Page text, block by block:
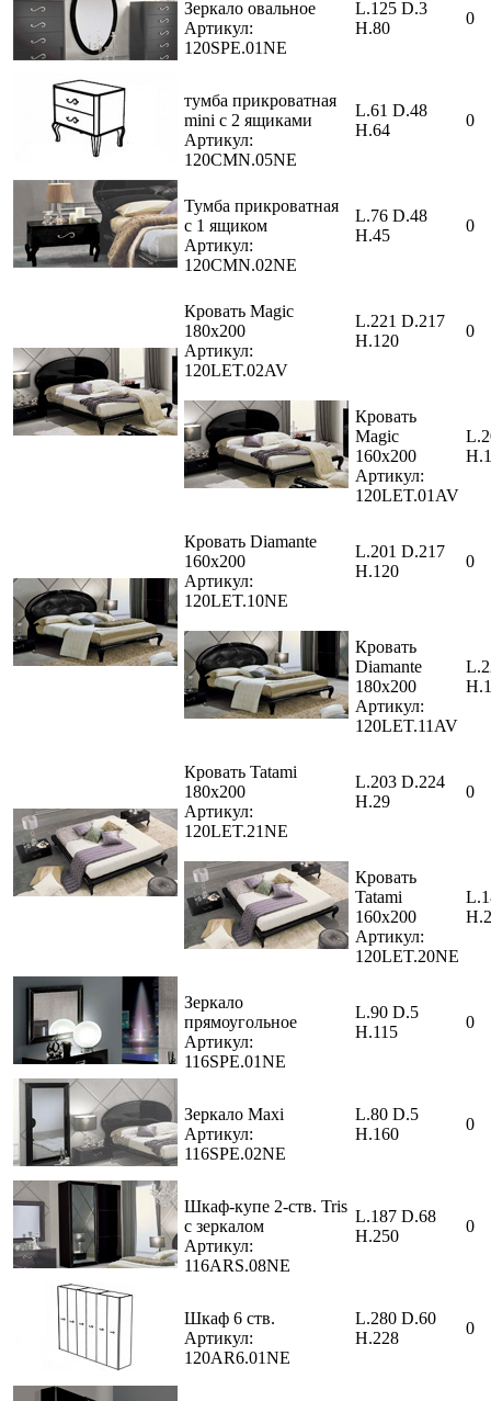
Зеркало овальное
Артикул:
120SPE.01NE
L.125 D.3
H.80
0
тумба прикроватная
mini с 2 ящиками
Артикул:
120CMN.05NE
L.61 D.48
H.64
0
Тумба прикроватная
с 1 ящиком
Артикул:
120CMN.02NE
L.76 D.48
H.45
0
Кровать Magic
180х200
Артикул:
120LET.02AV
L.221 D.217
H.120
0
Кровать
Magic
160х200
Артикул:
120LET.01AV
Кровать Diamante
160x200
Артикул:
120LET.10NE
L.201 D.217
H.120
0
Кровать
Diamante
180x200
Артикул:
120LET.11AV
Кровать Tatami
180x200
Артикул:
120LET.21NE
L.203 D.224
H.29
0
Кровать
Tatami
160x200
Артикул:
120LET.20NE
Зеркало
прямоугольное
Артикул:
116SPE.01NE
L.90 D.5
H.115
0
Зеркало Maxi
Артикул:
116SPE.02NE
L.80 D.5
H.160
0
Шкаф-купе 2-ств. Tris
с зеркалом
Артикул:
116ARS.08NE
L.187 D.68
H.250
0
Шкаф 6 ств.
Артикул:
120AR6.01NE
L.280 D.60
H.228
0